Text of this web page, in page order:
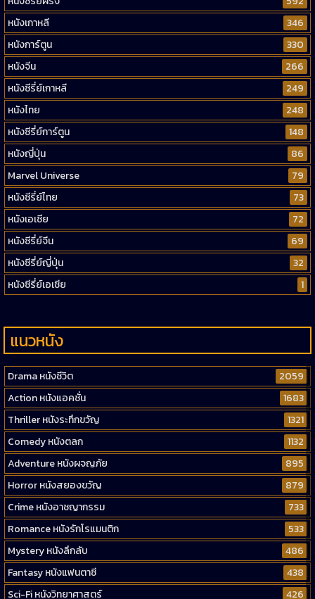
หนังเกาหลี
346
หนังการ์ตูน
330
หนังจีน
266
หนังซีรี่ย์เกาหลี
249
หนังไทย
248
หนังซีรี่ย์การ์ตูน
148
หนังญี่ปุ่น
86
Marvel Universe
79
หนังซีรี่ย์ไทย
73
หนังเอเชีย
72
หนังซีรี่ย์จีน
69
หนังซีรี่ย์ญี่ปุ่น
32
หนังซีรี่ย์เอเชีย
1
แนวหนัง
Drama หนังชีวิต
2059
Action หนังแอคชั่น
1683
Thriller หนังระทึกขวัญ
1321
Comedy หนังตลก
1132
Adventure หนังผจญภัย
895
Horror หนังสยองขวัญ
879
Crime หนังอาชญากรรม
733
Romance หนังรักโรแมนติก
533
Mystery หนังลึกลับ
486
Fantasy หนังแฟนตาซี
438
Sci-Fi หนังวิทยาศาสตร์
426